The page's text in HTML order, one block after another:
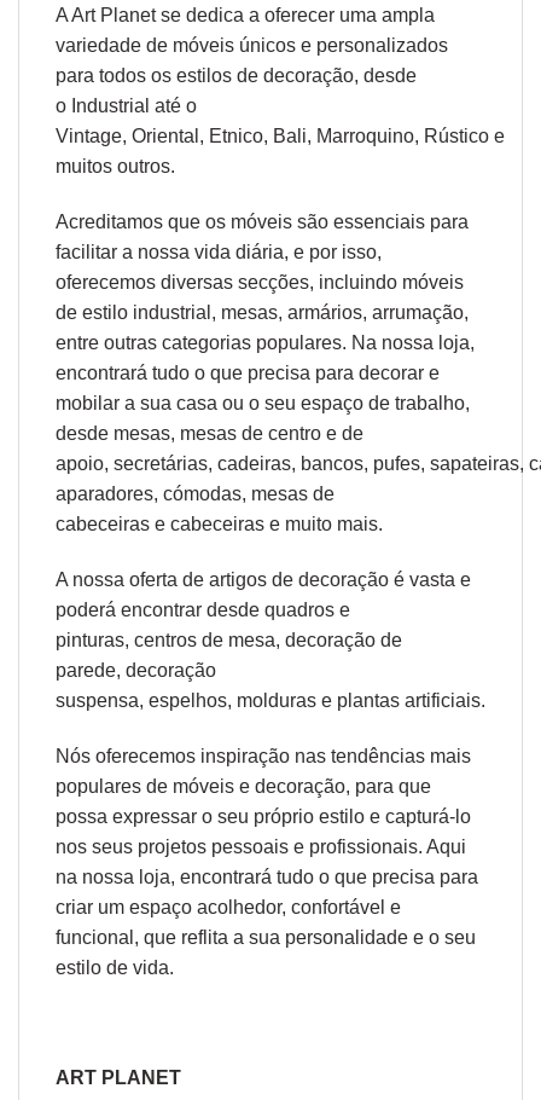
A Art Planet se dedica a oferecer uma ampla
variedade de móveis únicos e personalizados
para todos os estilos de decoração, desde
o Industrial até o
Vintage, Oriental , Etnico, Bali, Marroquino, Rústico e
muitos outros.
Acreditamos que os móveis são essenciais para
facilitar a nossa vida diária, e por isso,
oferecemos diversas secções, incluindo móveis
de estilo industrial, mesas, armários, arrumação,
entre outras categorias populares. Na nossa loja,
encontrará tudo o que precisa para decorar e
mobilar a sua casa ou o seu espaço de trabalho,
desde mesas, mesas de centro e de
apoio, secretárias, cadeiras, bancos, pufes, sapateiras,
aparadores, cómodas, mesas de
cabeceiras e cabeceiras e muito mais.
A nossa oferta de artigos de decoração é vasta e
poderá encontrar desde quadros e
pinturas, centros de mesa, decoração de
parede, decoração
suspensa, espelhos, molduras e plantas artificiais.
Nós oferecemos inspiração nas tendências mais
populares de móveis e decoração, para que
possa expressar o seu próprio estilo e capturá-lo
nos seus projetos pessoais e profissionais. Aqui
na nossa loja, encontrará tudo o que precisa para
criar um espaço acolhedor, confortável e
funcional, que reflita a sua personalidade e o seu
estilo de vida.
ART PLANET